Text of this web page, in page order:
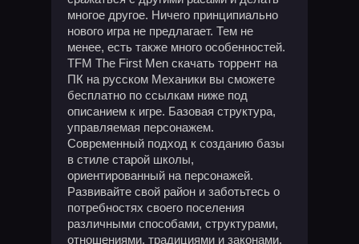
многое другое. Ничего принципиально
нового игра не предлагает. Тем не
менее, есть также много особенностей.
TFM The First Men скачать торрент на
ПК на русском Механики вы сможете
бесплатно по ссылкам ниже под
описанием к игре. Базовая структура,
управляемая персонажем.
Современный подход к созданию базы
в стиле старой школы,
ориентированный на персонажей.
Развивайте свой район и заботьтесь о
потребностях своего поселения
различными способами, структурами,
отношениями, традициями и законами.